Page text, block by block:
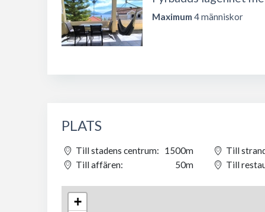
Maximum 4 människor
PLATS
Till stadens centrum: 1500m
Till
Till affären:
50m Till
+